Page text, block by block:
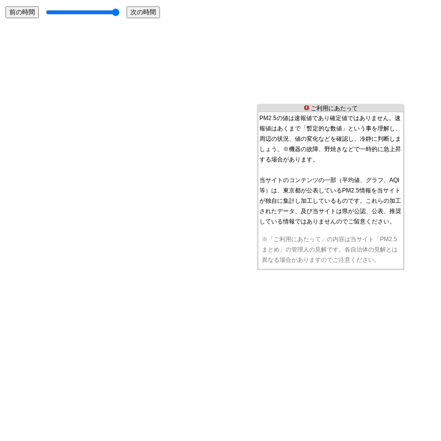
ご利用にあたって
PM2.5の値は速報値であり確定値ではありません。速
報値はあくまで「暫定的な数値」という事を理解し、
周辺の状況、値の変化などを確認し、冷静に判断しま
しょう。※機器の故障、野焼きなどで一時的に急上昇
する場合があります。
当サイトのコンテンツの一部（平均値、グラフ、AQI
等）は、東京都が公表しているPM2.5情報を当サイト
が独自に集計し加工しているものです。これらの加工
されたデータ、及び当サイトは県が公認、公表、推奨
している情報ではありませんのでご留意ください。
※「ご利用にあたって」の内容は当サイト「PM2.5
まとめ」の管理人の見解です。各自治体の見解とは
異なる場合がありますのでご注意ください。